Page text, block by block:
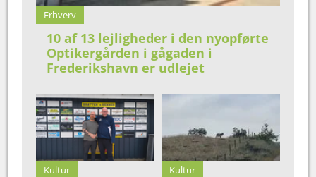
Erhverv
10 af 13 lejligheder i den nyopførte
Optikergården i gågaden i
Frederikshavn er udlejet
Kultur Kultur